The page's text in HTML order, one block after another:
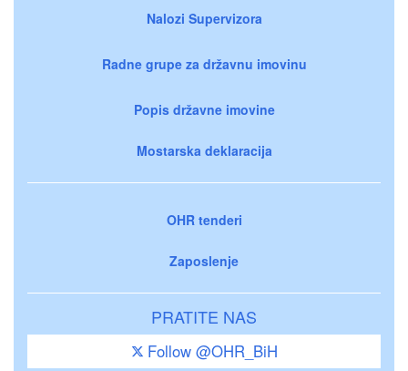
Nalozi Supervizora
Radne grupe za državnu imovinu
Popis državne imovine
Mostarska deklaracija
OHR tenderi
Zaposlenje
PRATITE NAS
Follow @OHR_BiH